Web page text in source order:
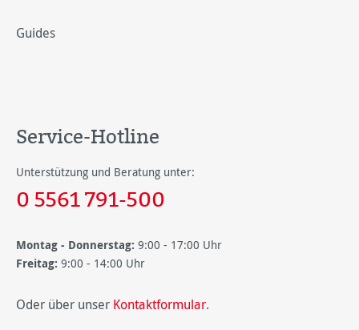
Guides
Service-Hotline
Unterstützung und Beratung unter:
0 5561 791-500
Montag - Donnerstag: 9:00 - 17:00 Uhr
Freitag: 9:00 - 14:00 Uhr
Oder über unser Kontaktformular.